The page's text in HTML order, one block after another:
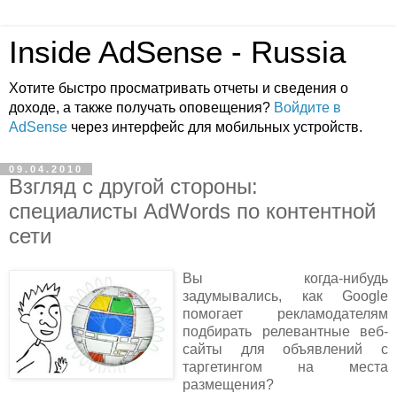
Inside AdSense - Russia
Хотите быстро просматривать отчеты и сведения о
доходе, а также получать оповещения? Войдите в
AdSense через интерфейс для мобильных устройств.
09.04.2010
Взгляд с другой стороны:
специалисты AdWords по контентной
сети
Вы когда-нибудь
задумывались, как Google
помогает рекламодателям
подбирать релевантные веб-
сайты для объявлений с
таргетингом на места
размещения?